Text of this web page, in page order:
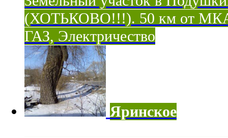
(ХОТЬКОВО!!!). 50 км от
ГАЗ, Электричество
Яринское